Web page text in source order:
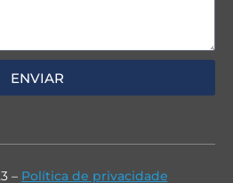
ENVIAR
– Política de privacidade